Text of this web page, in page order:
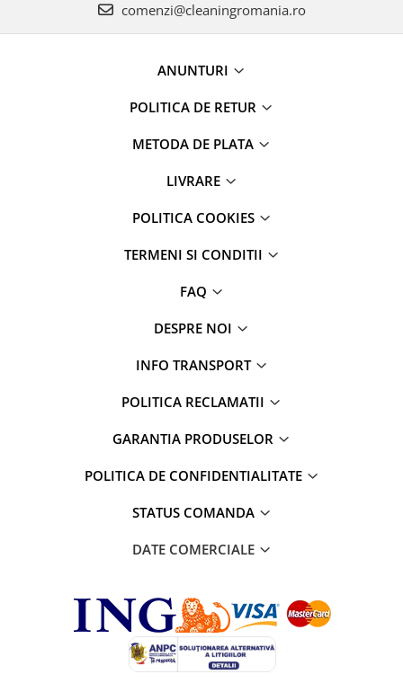
comenzi@cleaningromania.ro
ANUNTURI
POLITICA DE RETUR
METODA DE PLATA
LIVRARE
POLITICA COOKIES
TERMENI SI CONDITII
FAQ
DESPRE NOI
INFO TRANSPORT
POLITICA RECLAMATII
GARANTIA PRODUSELOR
POLITICA DE CONFIDENTIALITATE
STATUS COMANDA
DATE COMERCIALE